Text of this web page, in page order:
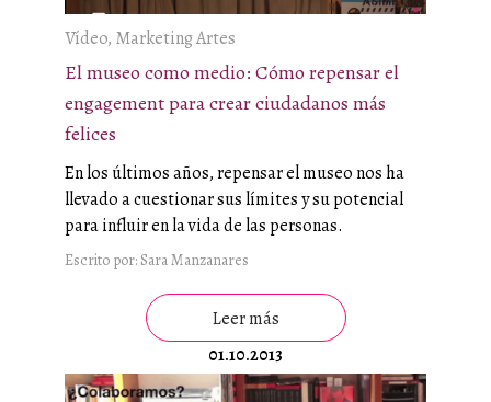
Vídeo, Marketing Artes
El museo como medio: Cómo repensar el
engagement para crear ciudadanos más
felices
En los últimos años, repensar el museo nos ha
llevado a cuestionar sus límites y su potencial
para influir en la vida de las personas.
Escrito por: Sara Manzanares
Leer más
01.10.2013